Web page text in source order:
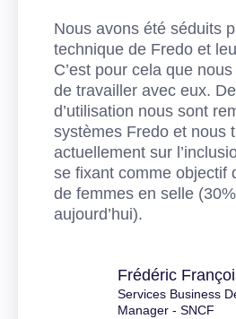
Nous avons été séduits
technique de Fredo et
C’est pour cela que
de travailler avec eux.
d’utilisation nous sont
systèmes Fredo et nous
actuellement sur
se fixant comme objectif
de femmes en selle
aujourd’hui).
Frédéric
Services Business
Manager - SNCF